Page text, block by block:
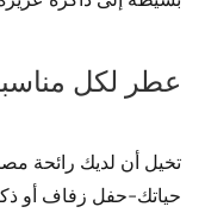
عطر لكل
تخيل أن لديك رائحة
حياتك-حفل زفاف أو